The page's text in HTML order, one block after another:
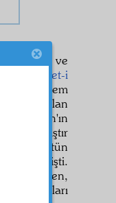
larından ve
hizmet-i
şüphem
karşı olan
, Kur'ân'ın
bütün
verilmişti.
terk ettiren,
olmaları